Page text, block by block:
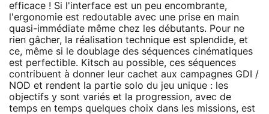
efficace ! Si l'interface est un peu encombrante,
l'ergonomie est redoutable avec une prise en main
quasi-immédiate même chez les débutants. Pour ne
rien gâcher, la réalisation technique est splendide, et
ce, même si le doublage des séquences cinématiques
est perfectible. Kitsch au possible, ces séquences
contribuent à donner leur cachet aux campagnes GDI /
NOD et rendent la partie solo du jeu unique : les
objectifs y sont variés et la progression, avec de
temps en temps quelques choix dans les missions, est